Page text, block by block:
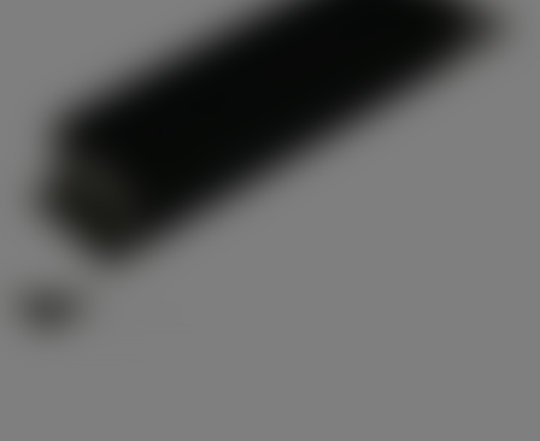
account_circle Iniciar
sesión